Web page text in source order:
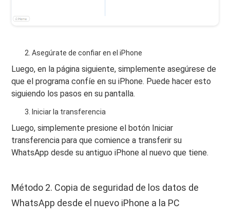
Asegúrate de confiar en el iPhone
Luego, en la página siguiente, simplemente asegúrese de
que el programa confíe en su iPhone. Puede hacer esto
siguiendo los pasos en su pantalla.
Iniciar la transferencia
Luego, simplemente presione el botón Iniciar
transferencia para que comience a transferir su
WhatsApp desde su antiguo iPhone al nuevo que tiene.
Método 2. Copia de seguridad de los datos de
WhatsApp desde el nuevo iPhone a la PC